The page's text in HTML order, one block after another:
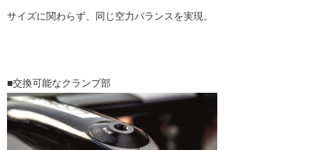
サイズに関わらず、同じ空力バランスを実現。
■交換可能なクランプ部